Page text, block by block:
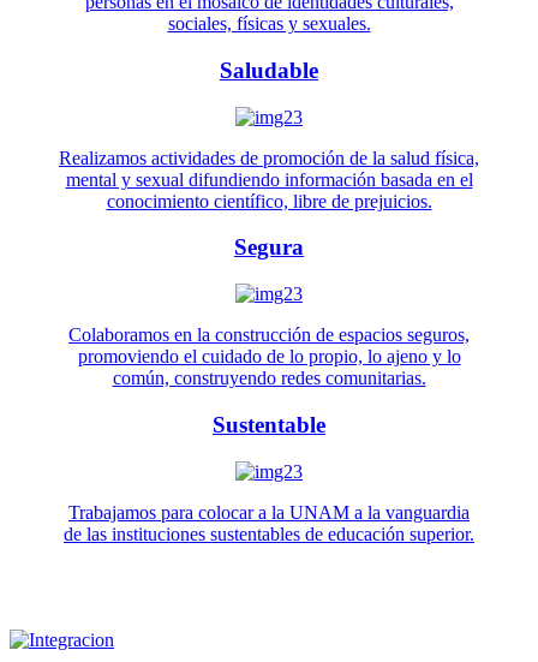
sociales, físicas y sexuales.
Saludable
Realizamos actividades de promoción de la salud física,
mental y sexual difundiendo información basada en el
conocimiento científico, libre de prejuicios.
Segura
Colaboramos en la construcción de espacios seguros,
promoviendo el cuidado de lo propio, lo ajeno y lo
común, construyendo redes comunitarias.
Sustentable
Trabajamos para colocar a la UNAM a la vanguardia
de las instituciones sustentables de educación superior.